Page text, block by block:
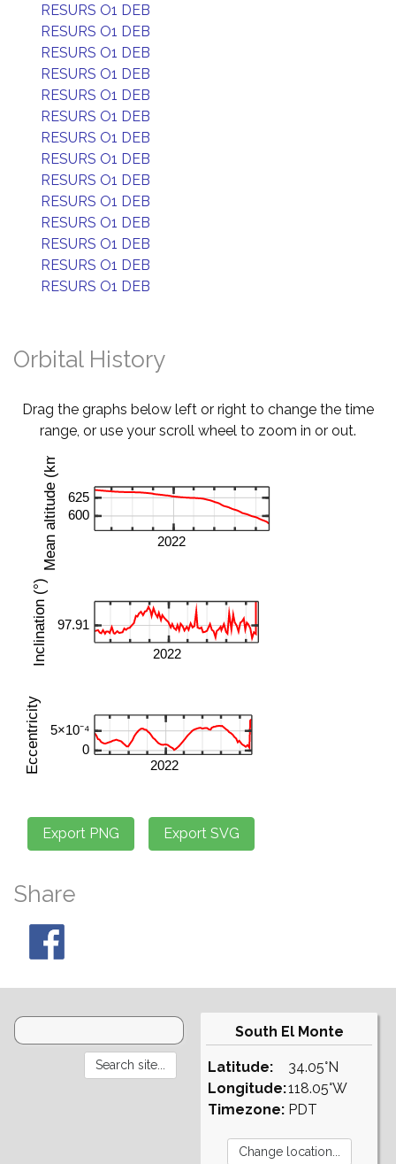
RESURS O1 DEB
RESURS O1 DEB
RESURS O1 DEB
RESURS O1 DEB
RESURS O1 DEB
RESURS O1 DEB
RESURS O1 DEB
RESURS O1 DEB
RESURS O1 DEB
RESURS O1 DEB
RESURS O1 DEB
RESURS O1 DEB
RESURS O1 DEB
RESURS O1 DEB
Orbital History
Drag the graphs below left or right to change the time
range, or use your scroll wheel to zoom in or out.
Share
South El Monte
Latitude:
Longitude:
Timezone:
34.05°N
118.05°W
PDT